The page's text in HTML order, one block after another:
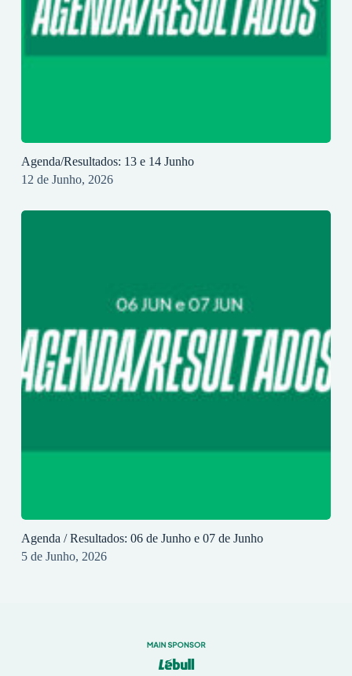
Agenda/Resultados: 13 e 14 Junho
12 de Junho, 2026
Agenda / Resultados: 06 de Junho e 07 de Junho
5 de Junho, 2026